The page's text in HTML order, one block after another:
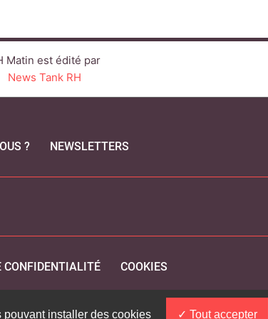
Matin est édité par
News Tank RH
? NEWSLETTERS
CONFIDENTIALITÉ COOKIES
installer des cookies Tout accepter